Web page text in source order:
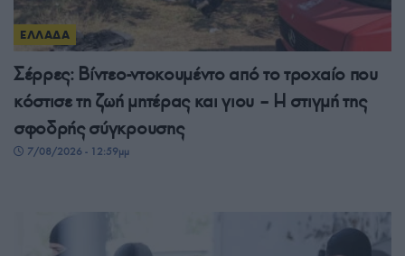
ΕΛΛΑΔΑ
Σέρρες: Βίντεο-ντοκουμέντο από το τροχαίο που
κόστισε τη ζωή μητέρας και γιου – Η στιγμή της
σφοδρής σύγκρουσης
7/08/2026 - 12:59μμ